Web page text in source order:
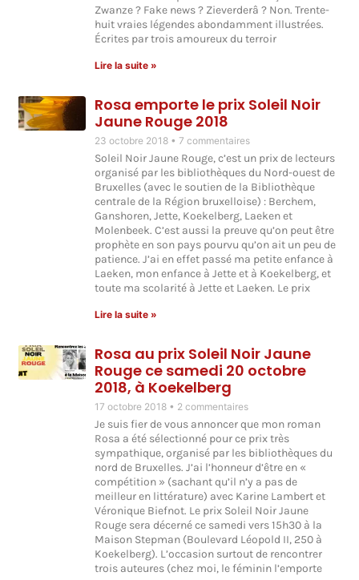
Zwanze ? Fake news ? Zieverderâ ? Non. Trente-
huit vraies légendes abondamment illustrées.
Écrites par trois amoureux du terroir
Lire la suite »
Rosa emporte le prix Soleil Noir
Jaune Rouge 2018
23 octobre 2018 7 commentaires
Soleil Noir Jaune Rouge, c’est un prix de lecteurs
organisé par les bibliothèques du Nord-ouest de
Bruxelles (avec le soutien de la Bibliothèque
centrale de la Région bruxelloise) : Berchem,
Ganshoren, Jette, Koekelberg, Laeken et
Molenbeek. C’est aussi la preuve qu’on peut être
prophète en son pays pourvu qu’on ait un peu de
patience. J’ai en effet passé ma petite enfance à
Laeken, mon enfance à Jette et à Koekelberg, et
toute ma scolarité à Jette et Laeken. Le prix
Lire la suite »
Rosa au prix Soleil Noir Jaune
Rouge ce samedi 20 octobre
2018, à Koekelberg
17 octobre 2018 2 commentaires
Je suis fier de vous annoncer que mon roman
Rosa a été sélectionné pour ce prix très
sympathique, organisé par les bibliothèques du
nord de Bruxelles. J’ai l’honneur d’être en «
compétition » (sachant qu’il n’y a pas de
meilleur en littérature) avec Karine Lambert et
Véronique Biefnot. Le prix Soleil Noir Jaune
Rouge sera décerné ce samedi vers 15h30 à la
Maison Stepman (Boulevard Léopold II, 250 à
Koekelberg). L’occasion surtout de rencontrer
trois auteures (chez moi, le féminin l’emporte